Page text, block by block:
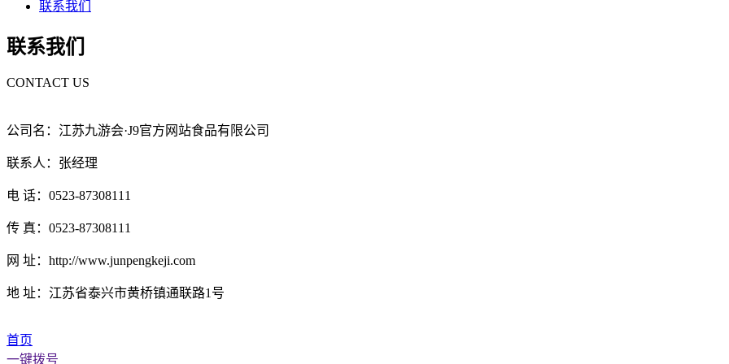
联系我们
联系我们
CONTACT US
公司名：江苏九游会·J9官方网站食品有限公司
联系人：张经理
电 话：0523-87308111
传 真：0523-87308111
网 址：http://www.junpengkeji.com
地 址：江苏省泰兴市黄桥镇通联路1号
首页
一键拨号